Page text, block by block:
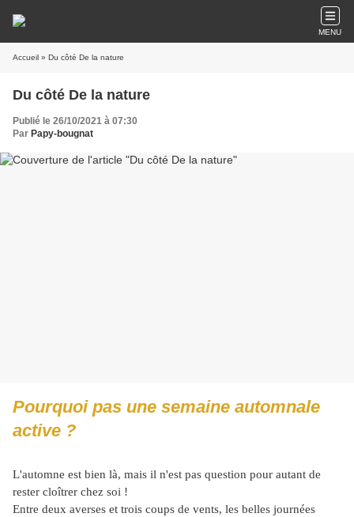
MENU
Accueil » Du côté De la nature
Du côté De la nature
Publié le 26/10/2021 à 07:30
Par Papy-bougnat
Pourquoi pas une semaine automnale
active ?
L'automne est bien là, mais il n'est pas question pour autant de
rester cloîtrer chez soi !
Entre deux averses et trois coups de vents, les belles journées